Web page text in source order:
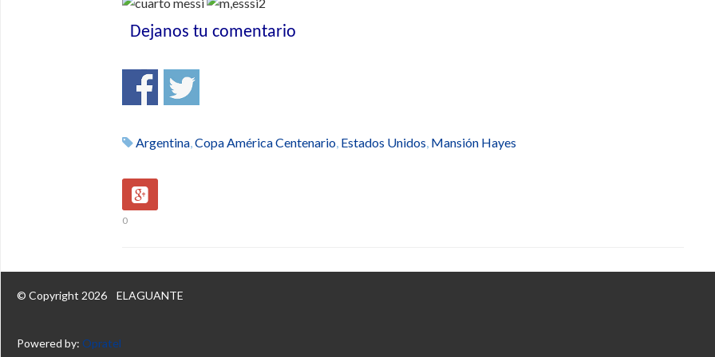
Dejanos tu comentario
Argentina,Copa América Centenario, Estados Unidos, Mansión Hayes
0
© Copyright 2026 ELAGUANTE
Powered by: Opratel